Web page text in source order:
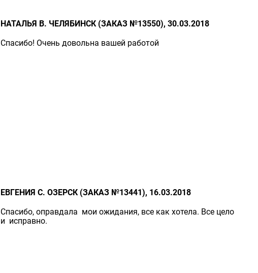
НАТАЛЬЯ В. ЧЕЛЯБИНСК (ЗАКАЗ №13550), 30.03.2018
Спасибо! Очень довольна вашей работой
ЕВГЕНИЯ С. ОЗЕРСК (ЗАКАЗ №13441), 16.03.2018
Спасибо, оправдала мои ожидания, все как хотела. Все цело
и исправно.